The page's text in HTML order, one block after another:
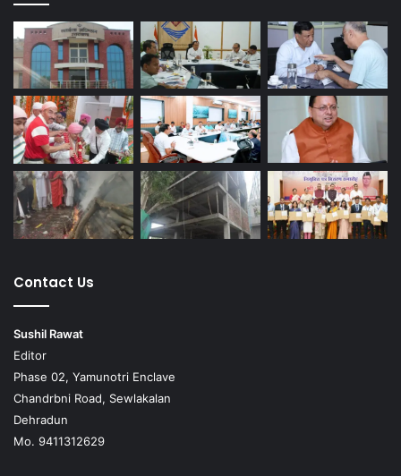
Contact Us
Sushil Rawat
Editor
Phase 02, Yamunotri Enclave
Chandrbni Road, Sewlakalan
Dehradun
Mo. 9411312629